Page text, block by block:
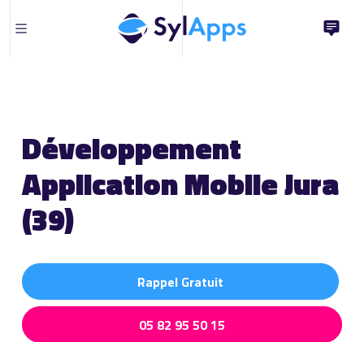
Développement
Application Mobile Jura
(39)
Rappel Gratuit
05 82 95 50 15